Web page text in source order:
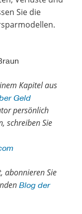
Sie die
Kapitel aus
Geld
persönlich
schreiben Sie
abonnieren Sie
Blog der